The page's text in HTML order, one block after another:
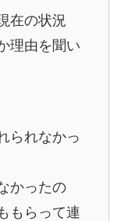
在の状況
理由を聞い
られなかっ
かったの
もらって連